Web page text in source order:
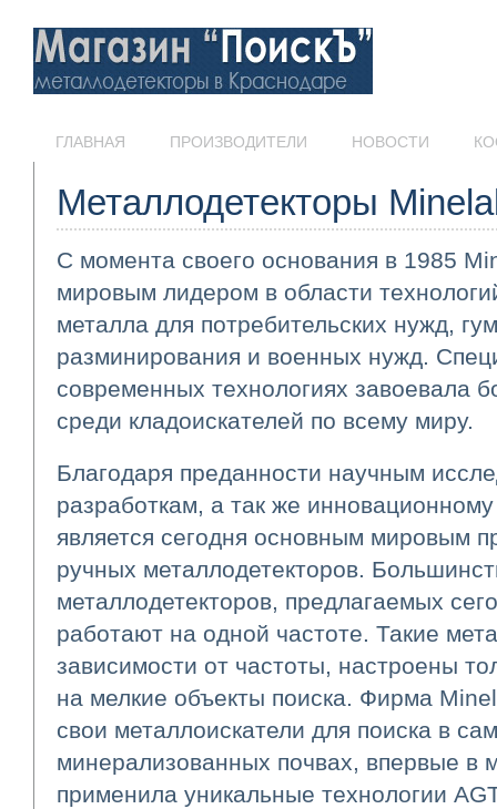
ГЛАВНАЯ ПРОИЗВОДИТЕЛИ НОВОСТИ
Металлодетекторы
С момента своего основания в 1985
мировым лидером в области
металла для потребительских нужд,
разминирования и военных нужд.
современных технологиях завоевала
среди кладоискателей по всему миру.
Благодаря преданности научным
разработкам, а так же
является сегодня основным мировым
ручных металлодетекторов.
металлодетекторов, предлагаемых
работают на одной частоте. Такие
зависимости от частоты, настроены
на мелкие объекты поиска. Фирма
свои металлоискатели для поиска в
минерализованных почвах, впервые в
применила уникальные технологии